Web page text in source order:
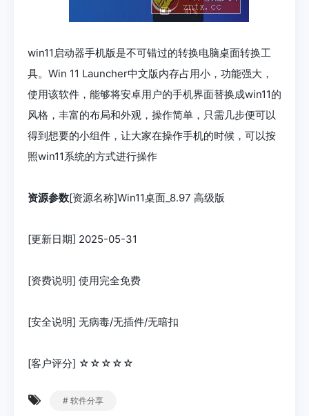
win11启动器手机版是不可错过的转换电脑桌面转换工
具。Win 11 Launcher中文版内存占用小，功能强大，
使用该软件，能够将安卓用户的手机界面替换成win11的
风格，丰富的布局和外观，操作简单，只需几步便可以
得到想要的小组件，让大家在操作手机的时候，可以按
照win11系统的方式进行操作
资源参数[资源名称]Win11桌面_8.97 高级版
[更新日期] 2025-05-31
[资费说明] 使用完全免费
[安全说明] 无病毒/无插件/无暗扣
[客户评分] ☆☆☆☆☆
# 软件分享